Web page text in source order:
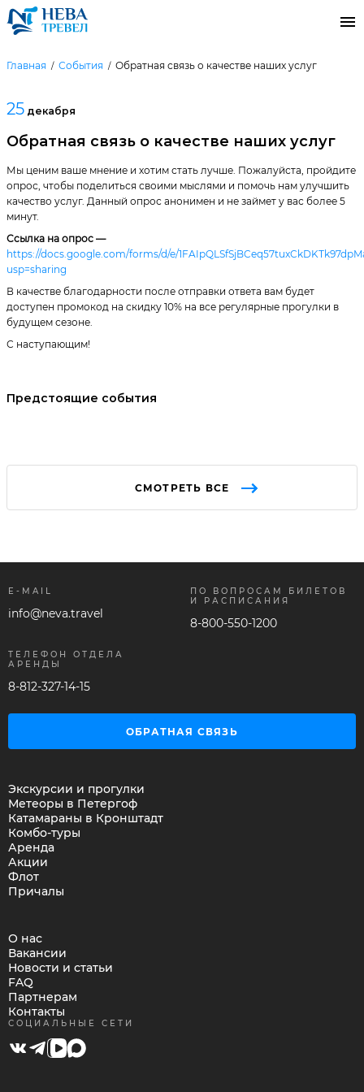
Главная События Обратная связь о качестве наших услуг
25 декабря
Обратная связь о качестве наших услуг
Мы ценим ваше мнение и хотим стать лучше. Пожалуйста, пройдите
опрос, чтобы поделиться своими мыслями и помочь нам улучшить
качество услуг. Данный опрос анонимен и не займет у вас более 5
минут.
Ссылка на опрос —
https://docs.google.com/forms/d/e/
usp=sharing
В качестве благодарности после отправки ответа вам будет
доступен промокод на скидку 10% на все регулярные прогулки в
будущем сезоне.
С наступающим!
Предстоящие события
СМОТРЕТЬ ВСЕ
E-MAIL
info@neva.travel
ПО ВОПРОСАМ БИЛЕТОВ
И РАСПИСАНИЯ
8-800-550-1200
ТЕЛЕФОН ОТДЕЛА
АРЕНДЫ
8-812-327-14-15
ОБРАТНАЯ СВЯЗЬ
Экскурсии и прогулки
Метеоры в Петергоф
Катамараны в Кронштадт
Комбо-туры
Аренда
Акции
Флот
Причалы
О нас
Вакансии
Новости и статьи
FAQ
Партнерам
Контакты
СОЦИАЛЬНЫЕ СЕТИ